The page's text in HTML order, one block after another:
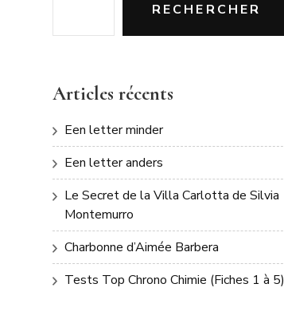
RECHERCHER
Articles récents
Een letter minder
Een letter anders
Le Secret de la Villa Carlotta de Silvia
Montemurro
Charbonne d’Aimée Barbera
Tests Top Chrono Chimie (Fiches 1 à 5)